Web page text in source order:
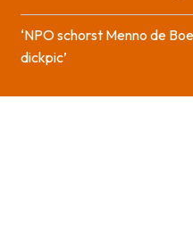
‘NPO schorst Menno de
dickpic’